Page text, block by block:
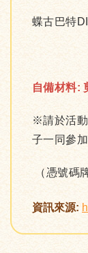
蝶古巴特
自備材料:
※請於活動
子一同參加
（憑號碼
資訊來源: